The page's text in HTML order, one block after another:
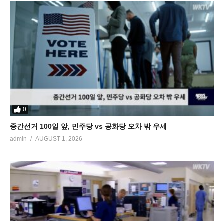
0
중간선거 100일 앞, 민주당 vs 공화당 오차 밖 우세
admin AUGUST 1, 2026